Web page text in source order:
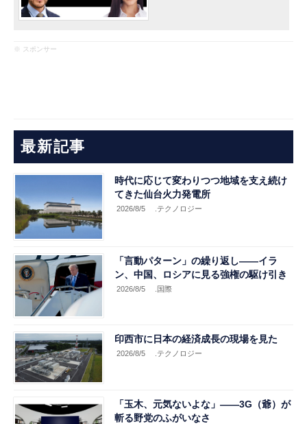
※ スポンサー
最新記事
時代に応じて変わりつつ地域を支え続け
てきた仙台火力発電所
2026/8/5 .テクノロジー
「言動パターン」の繰り返し――イラ
ン、中国、ロシアに見る強権の駆け引き
2026/8/5 .国際
印西市に日本の経済成長の現場を見た
2026/8/5 .テクノロジー
「玉木、元気ないよな」――3G（爺）が
斬る野党のふがいなさ